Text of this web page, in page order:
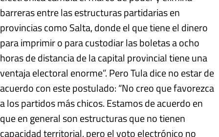
barreras entre las estructuras partidarias en
provincias como Salta, donde el que tiene el dinero
para imprimir o para custodiar las boletas a ocho
horas de distancia de la capital provincial tiene una
ventaja electoral enorme”. Pero Tula dice no estar de
acuerdo con este postulado: “No creo que favorezca
a los partidos más chicos. Estamos de acuerdo en
que en general son estructuras que no tienen
capacidad territorial, pero el voto electrónico no